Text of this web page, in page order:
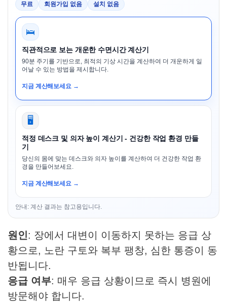
무료 회원가입 없음 설치 없음
🛌
직관적으로 보는 개운한 수면시간 계산기
90분 주기를 기반으로, 최적의 기상 시간을 계산하여 더 개운하게 일
어날 수 있는 방법을 제시합니다.
지금 계산해보세요 →
🖥️
적정 데스크 및 의자 높이 계산기 - 건강한 작업 환경 만들
기
당신의 몸에 맞는 데스크와 의자 높이를 계산하여 더 건강한 작업 환
경을 만들어보세요.
지금 계산해보세요 →
안내: 계산 결과는 참고용입니다.
원인: 장에서 대변이 이동하지 못하는 응급 상
황으로, 노란 구토와 복부 팽창, 심한 통증이 동
반됩니다.
응급 여부: 매우 응급 상황이므로 즉시 병원에
방문해야 합니다.